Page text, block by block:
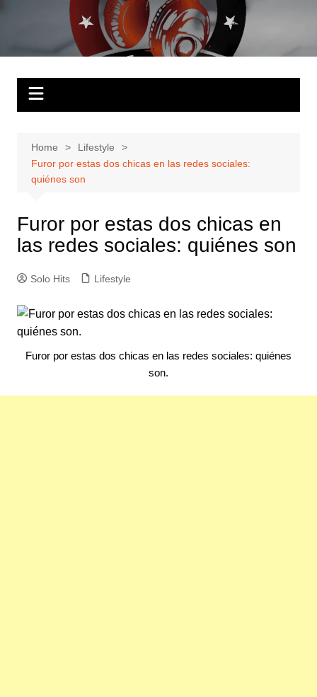
Solo Hits
Home
Lifestyle
Furor por estas dos chicas en las redes sociales:
quiénes son
Furor por estas dos chicas en
las redes sociales: quiénes son
Solo Hits Lifestyle
Furor por estas dos chicas en las redes sociales: quiénes
son.